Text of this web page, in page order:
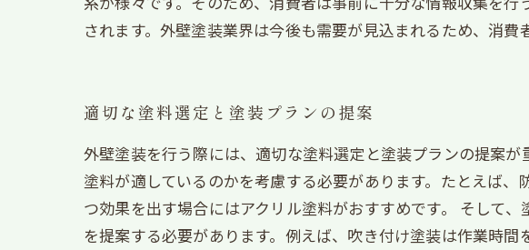
されます。外壁塗装業界は今後も需要が見込まれるため、消
適切な塗料選定と塗装プランの提案
外壁塗装を行う際には、適切な塗料選定と塗装プランの提案
塗料が適しているのかを考慮する必要があります。たとえば
つ効果を出す場合にはアクリル塗料がおすすめです。 そして
を提案する必要があります。例えば、吹き付け塗装は作業時